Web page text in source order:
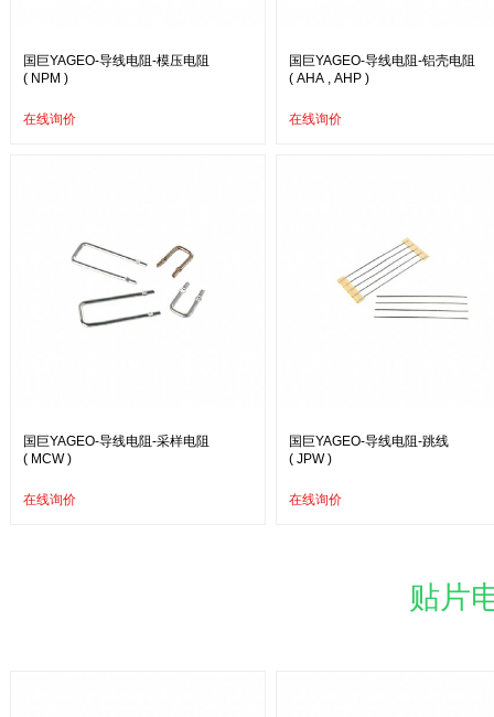
国巨YAGEO-导线电阻-模压电阻
( NPM )
在线询价
国巨YAGEO-导线电阻-铝壳电阻
( AHA , AHP )
在线询价
国巨YAGEO-导线电阻-采样电阻
( MCW )
在线询价
国巨YAGEO-导线电阻-跳线
( JPW )
在线询价
贴片